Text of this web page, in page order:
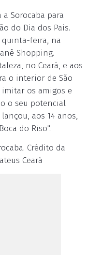
Sorocaba para
do Dia dos Pais.
quinta-feira, na
Shopping.
no Ceará, e aos
o interior de São
imitar os amigos e
o seu potencial
aos 14 anos,
do Riso".
Crédito da
Ceará